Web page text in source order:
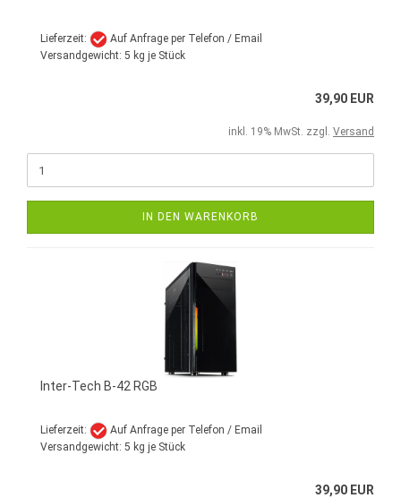
Lieferzeit:
Auf Anfrage per Telefon / Email
Versandgewicht: 5 kg je Stück
39,90 EUR
inkl. 19% MwSt. zzgl. Versand
IN DEN WARENKORB
Inter-Tech B-42 RGB
Lieferzeit:
Auf Anfrage per Telefon / Email
Versandgewicht: 5 kg je Stück
39,90 EUR